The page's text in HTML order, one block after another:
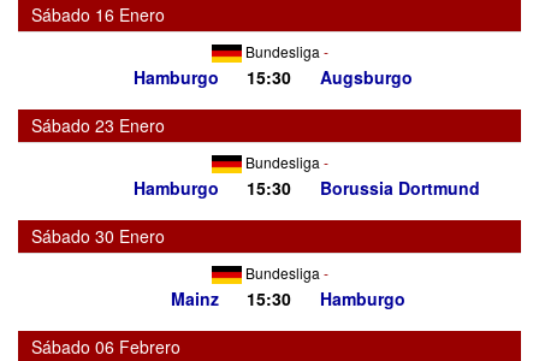
Sábado 16 Enero
Bundesliga -
Hamburgo 15:30
Augsburgo
Sábado 23 Enero
Bundesliga -
Hamburgo 15:30
Borussia Dortmund
Sábado 30 Enero
Bundesliga -
Mainz 15:30
Hamburgo
Sábado 06 Febrero